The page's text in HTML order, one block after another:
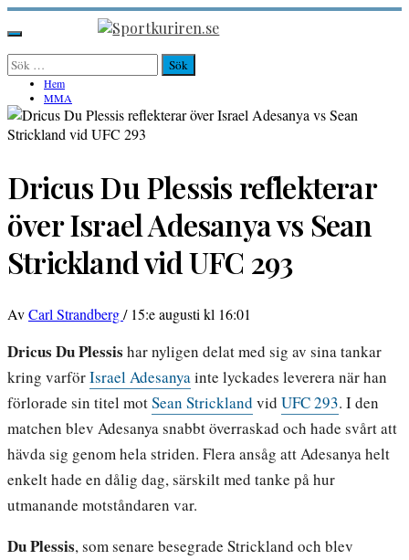
Hoppa
till
innehåll
Sportkuriren.se
Primär
meny
Sök
efter: Hem
MMA
Dricus Du Plessis reflekterar
över Israel Adesanya vs Sean
Strickland vid UFC 293
AvCarl Strandberg/ 15:e augusti kl 16:01
Dricus Du Plessis har nyligen delat med sig av sina tankar
kring varförIsrael Adesanyainte lyckades leverera när han
förlorade sin titel motSean Strickland vid UFC 293. I den
matchen blev Adesanya snabbt överraskad och hade svårt att
hävda sig genom hela striden. Flera ansåg att Adesanya helt
enkelt hade en dålig dag, särskilt med tanke på hur
utmanande motståndaren var.
Du Plessis, som senare besegrade Strickland och blev